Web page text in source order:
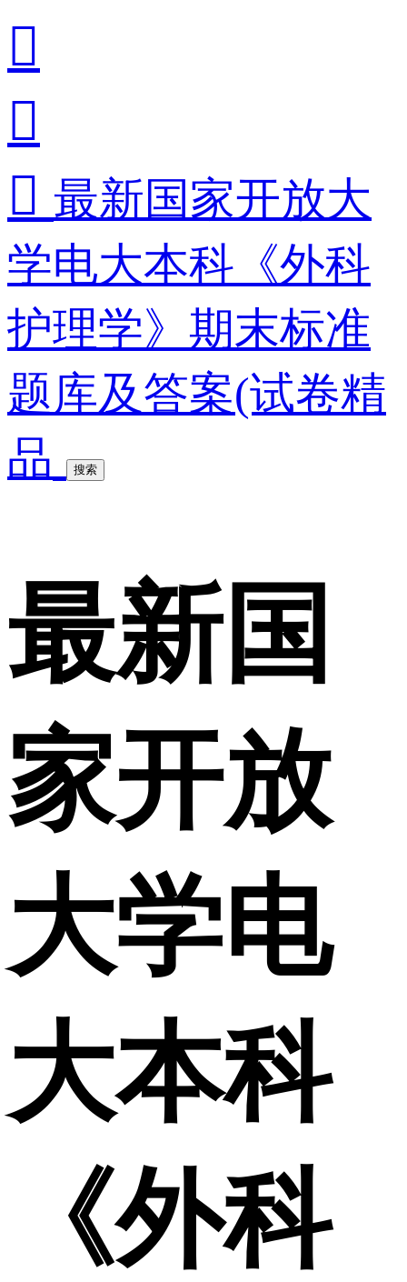


 最新国家开放大
学电大本科《外科
护理学》期末标准
题库及答案(试卷精
品
搜索
最新国
家开放
大学电
大本科
《外科